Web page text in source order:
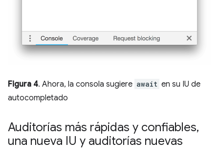
Figura 4. Ahora, la consola sugiere await en su IU de
autocompletado
Auditorías más rápidas y confiables,
una nueva IU y auditorías nuevas